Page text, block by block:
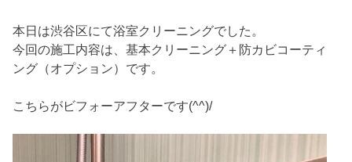
本日は渋谷区にて浴室クリーニングでした。
今回の施工内容は、基本クリーニング＋防カビコーティ
ング（オプション）です。
こちらがビフォーアフターです(^^)/